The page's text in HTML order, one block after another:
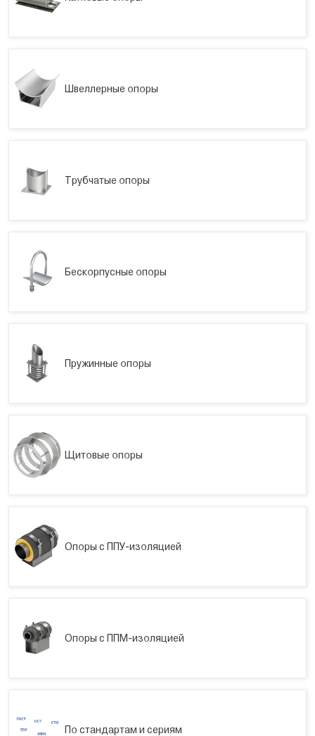
Швеллерные опоры
Трубчатые опоры
Бескорпусные опоры
Пружинные опоры
Щитовые опоры
Опоры с ППУ-изоляцией
Опоры с ППМ-изоляцией
По стандартам и сериям